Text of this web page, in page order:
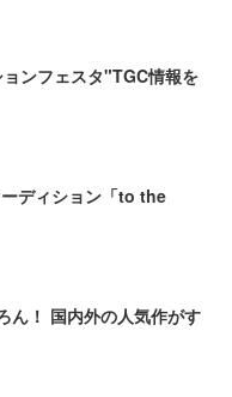
ンフェスタ"TGC情報を
ディション「to the
ん！ 国内外の人気作がす